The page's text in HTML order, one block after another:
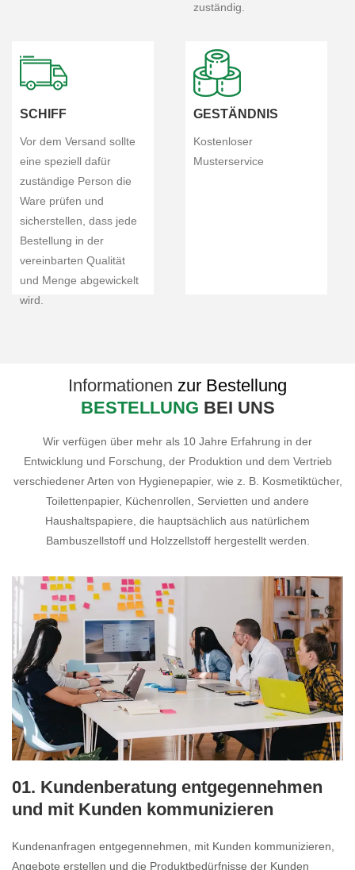
zuständig.
SCHIFF
Vor dem Versand sollte
eine speziell dafür
zuständige Person die
Ware prüfen und
sicherstellen, dass jede
Bestellung in der
vereinbarten Qualität
und Menge abgewickelt
wird.
GESTÄNDNIS
Kostenloser
Musterservice
Informationen zur Bestellung
BESTELLUNG BEI UNS
Wir verfügen über mehr als 10 Jahre Erfahrung in der
Entwicklung und Forschung, der Produktion und dem Vertrieb
verschiedener Arten von Hygienepapier, wie z. B. Kosmetiktücher,
Toilettenpapier, Küchenrollen, Servietten und andere
Haushaltspapiere, die hauptsächlich aus natürlichem
Bambuszellstoff und Holzzellstoff hergestellt werden.
01. Kundenberatung entgegennehmen
und mit Kunden kommunizieren
Kundenanfragen entgegennehmen, mit Kunden kommunizieren,
Angebote erstellen und die Produktbedürfnisse der Kunden